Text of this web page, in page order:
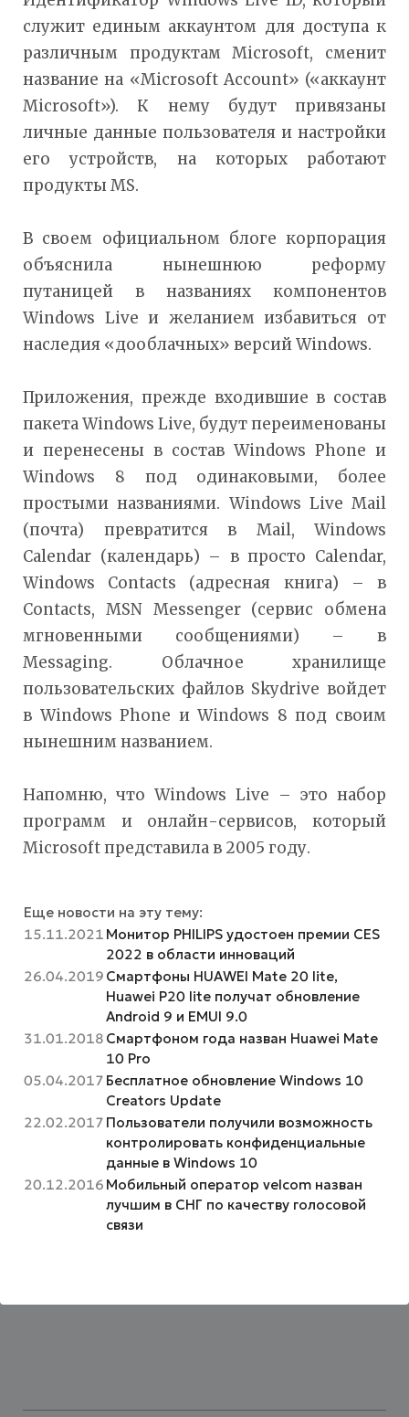
служит единым аккаунтом для доступа к
различным продуктам Microsoft, сменит
название на «Microsoft Account» («аккаунт
Microsoft»). К нему будут привязаны
личные данные пользователя и настройки
его устройств, на которых работают
продукты MS.
В своем официальном блоге корпорация
объяснила нынешнюю реформу
путаницей в названиях компонентов
Windows Live и желанием избавиться от
наследия «дооблачных» версий Windows.
Приложения, прежде входившие в состав
пакета Windows Live, будут переименованы
и перенесены в состав Windows Phone и
Windows 8 под одинаковыми, более
простыми названиями. Windows Live Mail
(почта) превратится в Mail, Windows
Calendar (календарь) – в просто Calendar,
Windows Contacts (адресная книга) – в
Contacts, MSN Messenger (сервис обмена
мгновенными сообщениями) – в
Messaging. Облачное хранилище
пользовательских файлов Skydrive войдет
в Windows Phone и Windows 8 под своим
нынешним названием.
Напомню, что Windows Live – это набор
программ и онлайн-сервисов, который
Microsoft представила в 2005 году.
Еще новости на эту тему:
15.11.2021 Монитор PHILIPS удостоен премии CES
2022 в области инноваций
26.04.2019 Смартфоны HUAWEI Mate 20 lite,
Huawei P20 lite получат обновление
Android 9 и EMUI 9.0
31.01.2018 Смартфоном года назван Huawei Mate
10 Pro
05.04.2017 Бесплатное обновление Windows 10
Creators Update
22.02.2017 Пользователи получили возможность
контролировать конфиденциальные
данные в Windows 10
20.12.2016 Мобильный оператор velcom назван
лучшим в СНГ по качеству голосовой
связи